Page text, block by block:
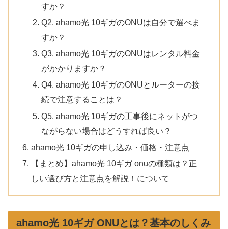
すか？
Q2. ahamo光 10ギガのONUは自分で選べま
すか？
Q3. ahamo光 10ギガのONUはレンタル料金
がかかりますか？
Q4. ahamo光 10ギガのONUとルーターの接
続で注意することは？
Q5. ahamo光 10ギガの工事後にネットがつ
ながらない場合はどうすれば良い？
ahamo光 10ギガの申し込み・価格・注意点
【まとめ】ahamo光 10ギガ onuの種類は？正
しい選び方と注意点を解説！について
ahamo光 10ギガ ONUとは？基本のしくみ